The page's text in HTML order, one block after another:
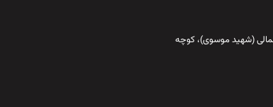
(شهید موسوی)، کوچه